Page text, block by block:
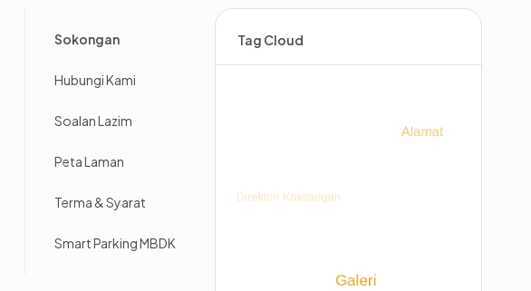
Sokongan
Hubungi Kami
Soalan Lazim
Peta Laman
Terma & Syarat
Smart Parking MBDK
Tag Cloud